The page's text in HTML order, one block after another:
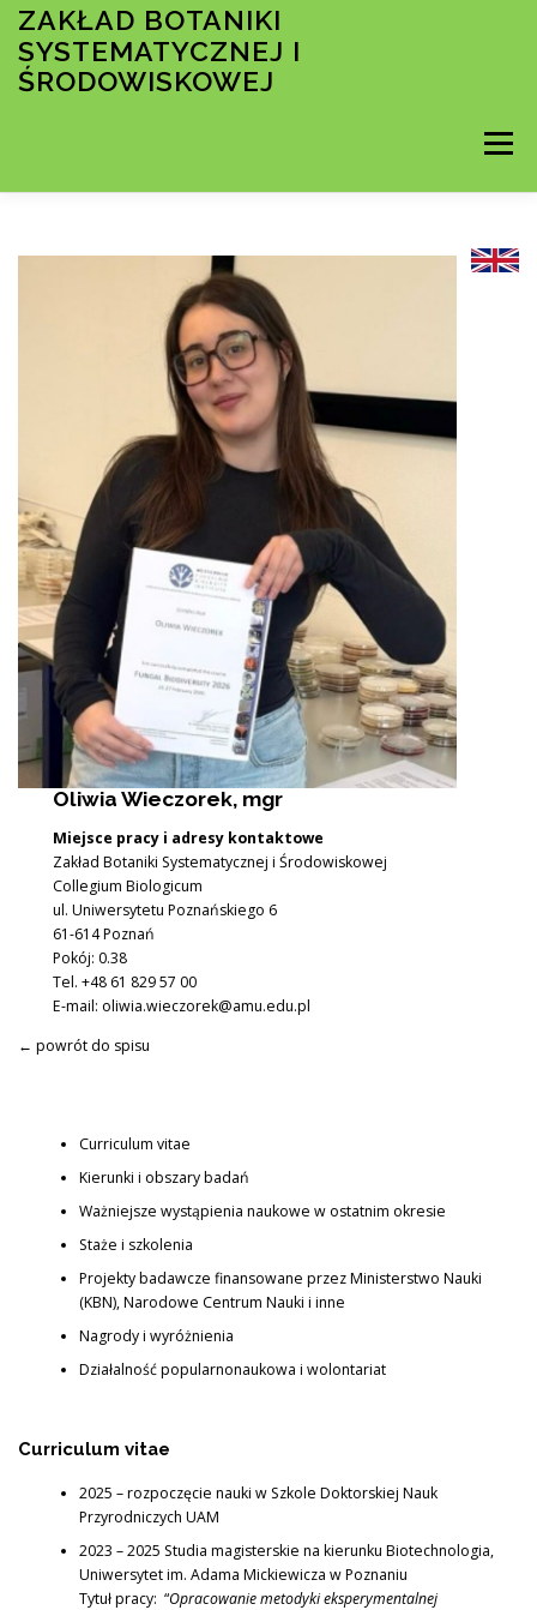
Przejdź
treści
ZAKŁAD BOTANIKI
SYSTEMATYCZNEJ I
ŚRODOWISKOWEJ
Menu
KRÓTKO O ZAKŁADZIE
DOKTORANCI
DYDAKTYKA
BADANIA NAUKOWE
NASZE WYDAWNICTWA
Oliwia Wieczorek, mgr
Miejsce pracy i adresy kontaktowe
Zakład Botaniki Systematycznej i Środowiskowej
Collegium Biologicum
ul. Uniwersytetu Poznańskiego 6
61-614 Poznań
Pokój: 0.38
Tel. +48 61 829 57 00
E-mail: oliwia.wieczorek@amu.edu.pl
← powrót do spisu
Curriculum vitae
Kierunki i obszary badań
Ważniejsze wystąpienia naukowe w ostatnim okresie
Staże i szkolenia
Projekty badawcze finansowane przez Ministerstwo Nauki
(KBN), Narodowe Centrum Nauki i inne
Nagrody i wyróżnienia
Działalność popularnonaukowa i wolontariat
Curriculum vitae
2025 – rozpoczęcie nauki w Szkole Doktorskiej Nauk
Przyrodniczych UAM
2023 – 2025 Studia magisterskie na kierunku Biotechnologia,
Uniwersytet im. Adama Mickiewicza w Poznaniu
Tytuł pracy: “Opracowanie metodyki eksperymentalnej